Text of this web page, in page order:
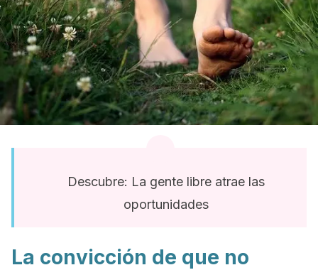
Descubre: La gente libre atrae las
oportunidades
La convicción de que no